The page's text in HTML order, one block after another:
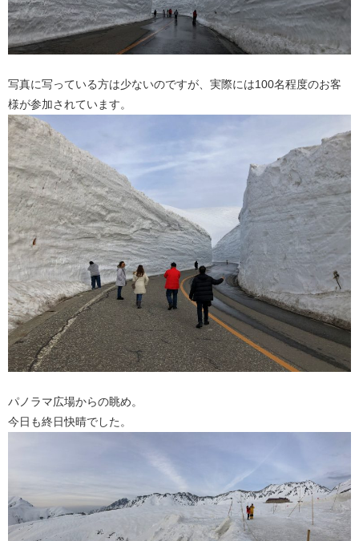
写真に写っている方は少ないのですが、実際には100名程度のお客
様が参加されています。
パノラマ広場からの眺め。
今日も終日快晴でした。